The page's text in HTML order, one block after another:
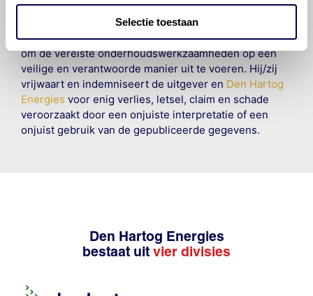
Selectie toestaan
informatie. Door deze olieaanbevelingsinformatie te
raadplegen en te gebruiken erkent de gebruiker dat
hij/zij de ervaring, de kennis en het vermogen heeft
om de vereiste onderhoudswerkzaamheden op een
veilige en verantwoorde manier uit te voeren. Hij/zij
vrijwaart en indemniseert de uitgever en Den Hartog
Energies voor enig verlies, letsel, claim en schade
veroorzaakt door een onjuiste interpretatie of een
onjuist gebruik van de gepubliceerde gegevens.
Den Hartog Energies
bestaat uit vier divisies